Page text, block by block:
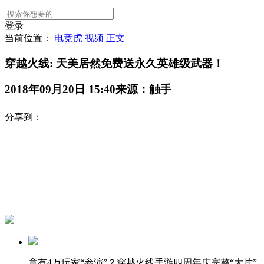
登录
当前位置： 电竞虎 视频 正文
穿越火线: 天美居然免费送永久英雄级武器！
2018年09月20日 15:40来源：触手
分享到：